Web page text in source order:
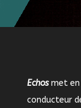
Echosmet en
conducteur